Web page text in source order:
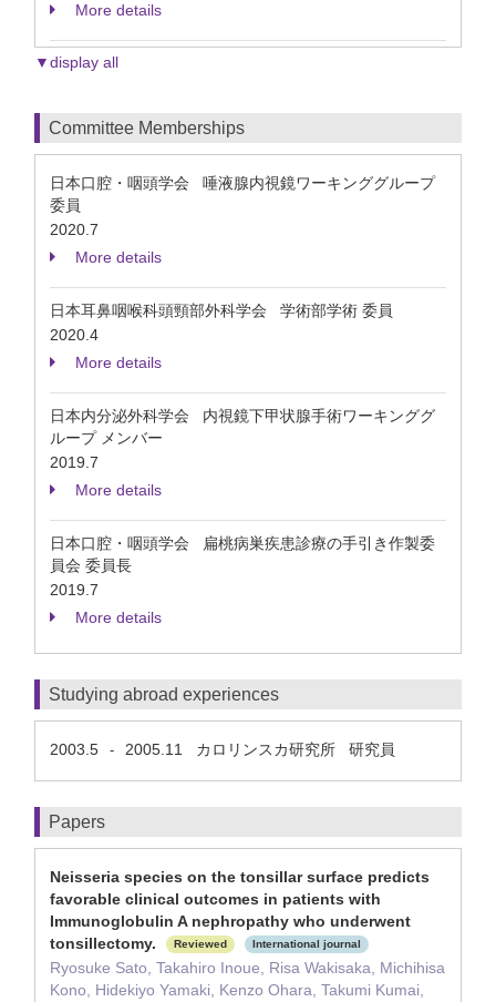
More details
▼display all
Committee Memberships
日本口腔・咽頭学会 唾液腺内視鏡ワーキンググループ
委員
2020.7
More details
日本耳鼻咽喉科頭頸部外科学会 学術部学術 委員
2020.4
More details
日本内分泌外科学会 内視鏡下甲状腺手術ワーキンググ
ループ メンバー
2019.7
More details
日本口腔・咽頭学会 扁桃病巣疾患診療の手引き作製委
員会 委員長
2019.7
More details
Studying abroad experiences
2003.5 - 2005.11 カロリンスカ研究所 研究員
Papers
Neisseria species on the tonsillar surface predicts
favorable clinical outcomes in patients with
Immunoglobulin A nephropathy who underwent
tonsillectomy.
Reviewed International journal
Ryosuke Sato, Takahiro Inoue, Risa Wakisaka, Michihisa
Kono, Hidekiyo Yamaki, Kenzo Ohara, Takumi Kumai,